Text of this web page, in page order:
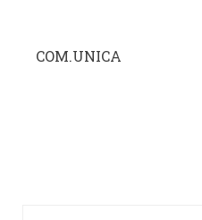
COM.UNICA